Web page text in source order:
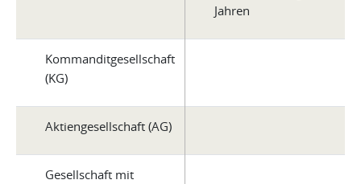
Jahren
Kommanditgesellschaft
(KG)
Aktiengesellschaft (AG)
Gesellschaft mit